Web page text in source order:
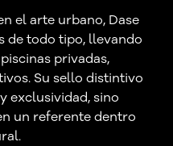
el arte urbano, Dase
de todo tipo, llevando
privadas,
Su sello distintivo
exclusividad, sino
un referente dentro